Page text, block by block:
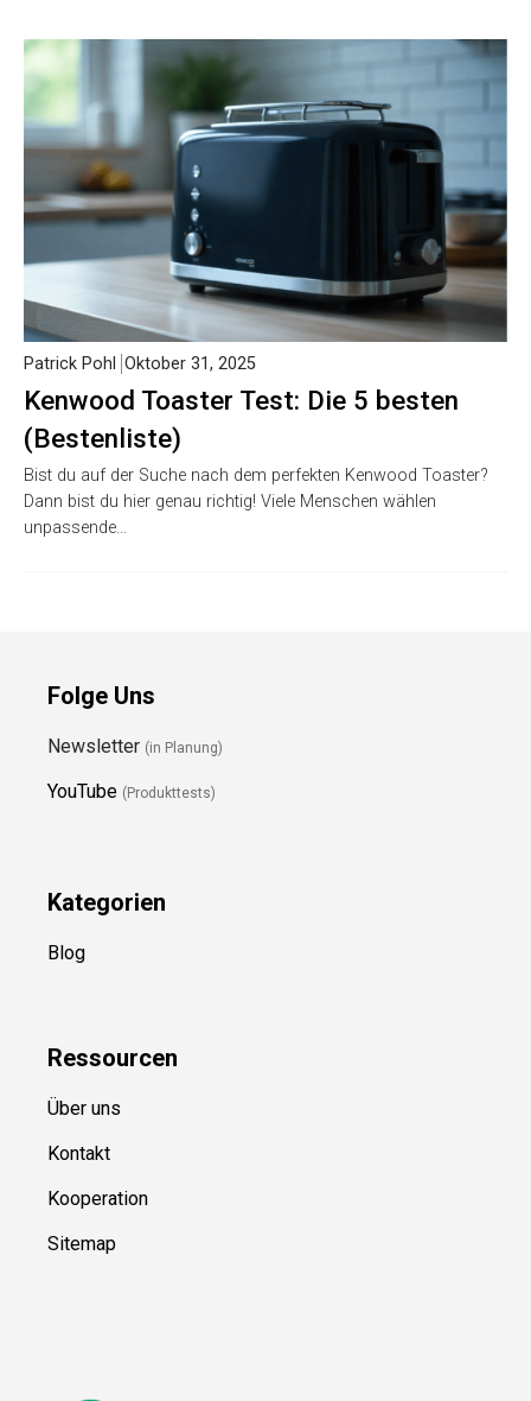
Kenwood Toaster Test: Die 5 besten
(Bestenliste)
Patrick Pohl Oktober 31, 2025
Bist du auf der Suche nach dem perfekten Kenwood Toaster?
Dann bist du hier genau richtig! Viele Menschen wählen
unpassende…
Folge Uns
Newsletter (in Planung)
YouTube (Produkttests)
Kategorien
Blog
Ressourcen
Über uns
Kontakt
Kooperation
Sitemap